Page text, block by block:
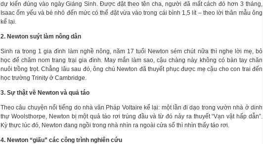
dự kiến đúng vào ngày Giáng Sinh. Được đặt theo tên cha, người đã mất cách đó hơn 3 tháng,
Isaac ốm yếu và bé nhỏ đến mức có thể đặt vừa vào trong cái bình 1,5 lít – theo lời thân mẫu ông
kể lại.
2. Newton suýt làm nông dân
Sinh ra trong 1 gia đình làm nghề nông, năm 17 tuổi Newton sém chút nữa thì nghe lời mẹ, bỏ
học để chăm nom trang trại gia đình. May mắn làm sao, cậu chàng này không có bàn tay chăn
nuôi trồng trọt. Chẳng lâu sau đó, ông chú Newton đã thuyết phục được mẹ cậu cho con trai đến
học trường Trinity ở Cambridge.
3. Sự thật về Newton và quả táo
Theo câu chuyện nổi tiếng do nhà văn Pháp Voltaire kể lại: một lần đi dạo trong vườn nhà ở dinh
thự Woolsthorpe, Newton bị một quả táo rơi trúng đầu và từ đó nảy ra thuyết “Vạn vật hấp dẫn”.
Kỳ thực lúc đó, Newton đang ngồi trong nhà nhìn ra ngoài cửa sổ thì nhìn thấy táo rơi.
4. Newton “giấu” các công trình nghiên cứu